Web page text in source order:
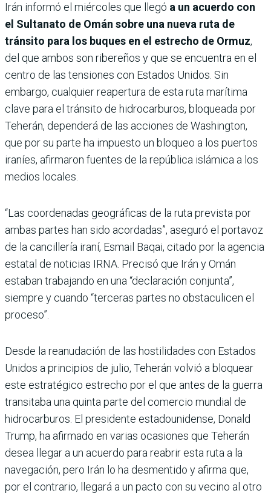
Irán informó el miércoles que llegó a un acuerdo con
el Sultanato de Omán sobre una nueva ruta de
tránsito para los buques en el estrecho de Ormuz,
del que ambos son ribereños y que se encuentra en el
centro de las tensiones con Estados Unidos. Sin
embargo, cualquier reapertura de esta ruta marítima
clave para el tránsito de hidrocarburos, bloqueada por
Teherán, dependerá de las acciones de Washington,
que por su parte ha impuesto un bloqueo a los puertos
iraníes, afirmaron fuentes de la república islámica a los
medios locales.
“Las coordenadas geográficas de la ruta prevista por
ambas partes han sido acordadas”, aseguró el portavoz
de la cancillería iraní, Esmail Baqai, citado por la agencia
estatal de noticias IRNA. Precisó que Irán y Omán
estaban trabajando en una “declaración conjunta”,
siempre y cuando “terceras partes no obstaculicen el
proceso”.
Desde la reanudación de las hostilidades con Estados
Unidos a principios de julio, Teherán volvió a bloquear
este estratégico estrecho por el que antes de la guerra
transitaba una quinta parte del comercio mundial de
hidrocarburos. El presidente estadounidense, Donald
Trump, ha afirmado en varias ocasiones que Teherán
desea llegar a un acuerdo para reabrir esta ruta a la
navegación, pero Irán lo ha desmentido y afirma que,
por el contrario, llegará a un pacto con su vecino al otro